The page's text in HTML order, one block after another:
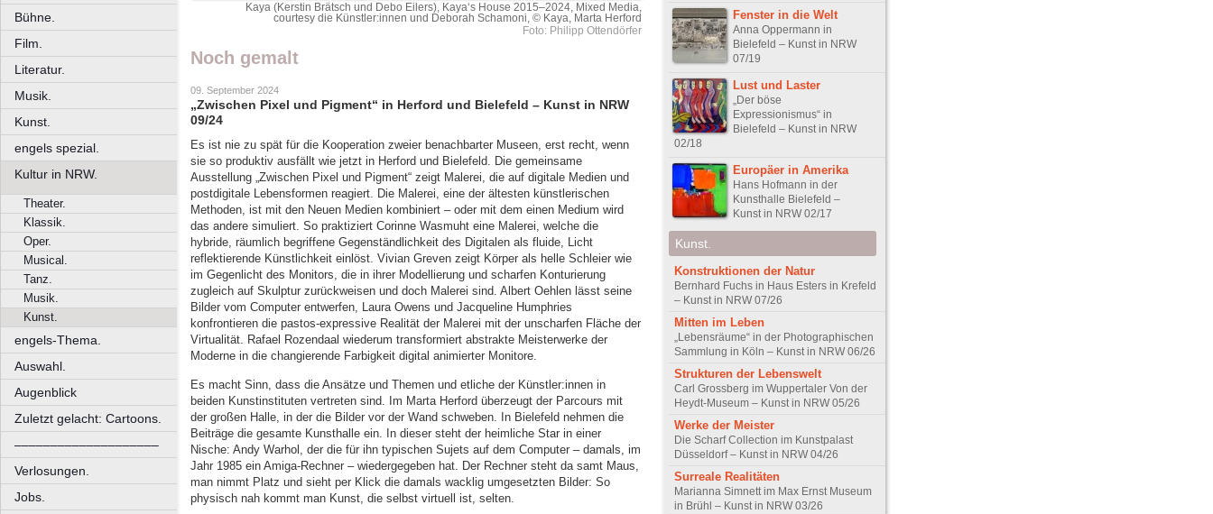
Bühne.
Film.
Literatur.
Musik.
Kunst.
engels spezial.
Kultur in NRW.
Theater.
Klassik.
Oper.
Musical.
Tanz.
Musik.
Kunst.
engels-Thema.
Auswahl.
Augenblick
Zuletzt gelacht: Cartoons.
––––––––––––––––––––
Verlosungen.
Jobs.
Kaya (Kerstin Brätsch und Debo Eilers), Kaya‘s House 2015–2024, Mixed Media,
courtesy die Künstler:innen und Deborah Schamoni, © Kaya, Marta Herford
Foto: Philipp Ottendörfer
Noch gemalt
09. September 2024
„Zwischen Pixel und Pigment“ in Herford und Bielefeld – Kunst in NRW
09/24
Es ist nie zu spät für die Kooperation zweier benachbarter Museen, erst recht, wenn
sie so produktiv ausfällt wie jetzt in Herford und Bielefeld. Die gemeinsame
Ausstellung „Zwischen Pixel und Pigment“ zeigt Malerei, die auf digitale Medien und
postdigitale Lebensformen reagiert. Die Malerei, eine der ältesten künstlerischen
Methoden, ist mit den Neuen Medien kombiniert – oder mit dem einen Medium wird
das andere simuliert. So praktiziert Corinne Wasmuht eine Malerei, welche die
hybride, räumlich begriffene Gegenständlichkeit des Digitalen als fluide, Licht
reflektierende Künstlichkeit einlöst. Vivian Greven zeigt Körper als helle Schleier wie
im Gegenlicht des Monitors, die in ihrer Modellierung und scharfen Konturierung
zugleich auf Skulptur zurückweisen und doch Malerei sind. Albert Oehlen lässt seine
Bilder vom Computer entwerfen, Laura Owens und Jacqueline Humphries
konfrontieren die pastos-expressive Realität der Malerei mit der unscharfen Fläche der
Virtualität. Rafael Rozendaal wiederum transformiert abstrakte Meisterwerke der
Moderne in die changierende Farbigkeit digital animierter Monitore.
Es macht Sinn, dass die Ansätze und Themen und etliche der Künstler:innen in
beiden Kunstinstituten vertreten sind. Im Marta Herford überzeugt der Parcours mit
der großen Halle, in der die Bilder vor der Wand schweben. In Bielefeld nehmen die
Beiträge die gesamte Kunsthalle ein. In dieser steht der heimliche Star in einer
Nische: Andy Warhol, der die für ihn typischen Sujets auf dem Computer – damals, im
Jahr 1985 ein Amiga-Rechner – wiedergegeben hat. Der Rechner steht da samt Maus,
man nimmt Platz und sieht per Klick die damals wacklig umgesetzten Bilder: So
physisch nah kommt man Kunst, die selbst virtuell ist, selten.
Fenster in die Welt
Anna Oppermann in
Bielefeld – Kunst in NRW
07/19
Lust und Laster
„Der böse
Expressionismus“ in
Bielefeld – Kunst in NRW
02/18
Europäer in Amerika
Hans Hofmann in der
Kunsthalle Bielefeld –
Kunst in NRW 02/17
Kunst.
Konstruktionen der Natur
Bernhard Fuchs in Haus Esters in Krefeld
– Kunst in NRW 07/26
Mitten im Leben
„Lebensräume“ in der Photographischen
Sammlung in Köln – Kunst in NRW 06/26
Strukturen der Lebenswelt
Carl Grossberg im Wuppertaler Von der
Heydt-Museum – Kunst in NRW 05/26
Werke der Meister
Die Scharf Collection im Kunstpalast
Düsseldorf – Kunst in NRW 04/26
Surreale Realitäten
Marianna Simnett im Max Ernst Museum
in Brühl – Kunst in NRW 03/26